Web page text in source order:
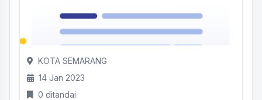
KOTA SEMARANG
14 Jan 2023
0 ditandai